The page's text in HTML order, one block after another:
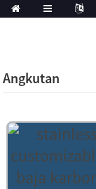
Angkutan